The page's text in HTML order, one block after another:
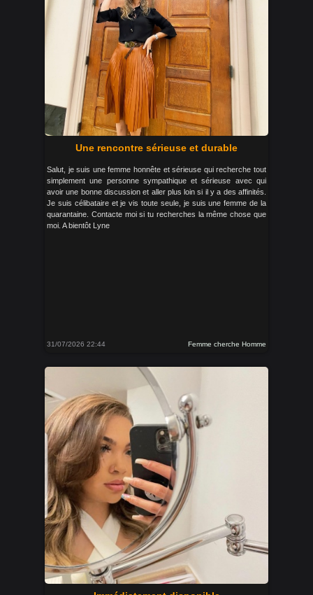
Une rencontre sérieuse et durable
Salut, je suis une femme honnête et sérieuse qui recherche tout
simplement une personne sympathique et sérieuse avec qui
avoir une bonne discussion et aller plus loin si il y a des affinités.
Je suis célibataire et je vis toute seule, je suis une femme de la
quarantaine. Contacte moi si tu recherches la même chose que
moi. A bientôt Lyne
31/07/2026 22:44 Femme cherche Homme